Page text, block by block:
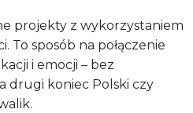
projekty z wykorzystaniem
To sposób na połączenie
i emocji – bez
drugi koniec Polski czy